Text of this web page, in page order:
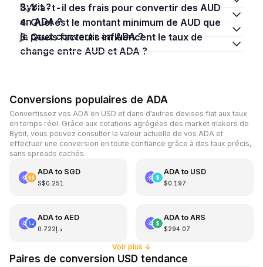
Bybit ?
3. Y a-t-il des frais pour convertir des AUD
en ADA ?
4. Quel est le montant minimum de AUD que
je peux convertir en ADA ?
5. Quels facteurs influencent le taux de
change entre AUD et ADA ?
Conversions populaires de ADA
Convertissez vos ADA en USD et dans d’autres devises fiat aux taux
en temps réel. Grâce aux cotations agrégées des market makers de
Bybit, vous pouvez consulter la valeur actuelle de vos ADA et
effectuer une conversion en toute confiance grâce à des taux précis,
sans spreads cachés.
ADAto SGD
S$0.251
ADAto USD
$0.197
ADAto AED
د.إ0.722
ADAto ARS
$294.07
Voir plus ↓
Paires de conversion USD tendance